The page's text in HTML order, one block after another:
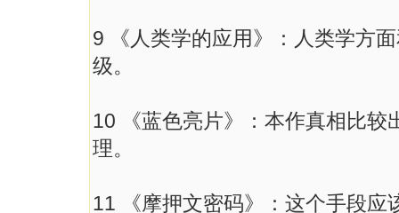
9 《人类学的应用》：人类学方
级。
10 《蓝色亮片》：本作真相比较
理。
11 《摩押文密码》：这个手段